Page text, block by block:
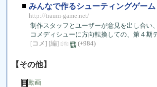
■ みんなで作るシューティングゲー
http://traum-game.net/
制作スタッフとユーザーが意見を出し合い
コメディシューに方向転換しての、第４期
[コメ] [編] [消] (+984)
【その他】
動画